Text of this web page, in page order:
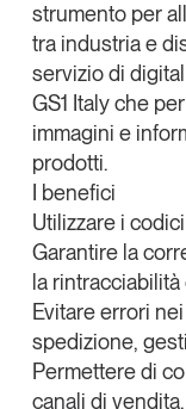
strumento per
tra industria e
servizio di
GS1 Italy che
immagini e
prodotti.
I benefici
Utilizzare i
Garantire la
la
Evitare errori
spedizione,
Permettere di
canali di